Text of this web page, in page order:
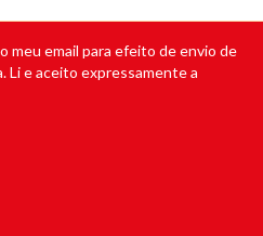
meu email para efeito de envio de
Li e aceito expressamente a